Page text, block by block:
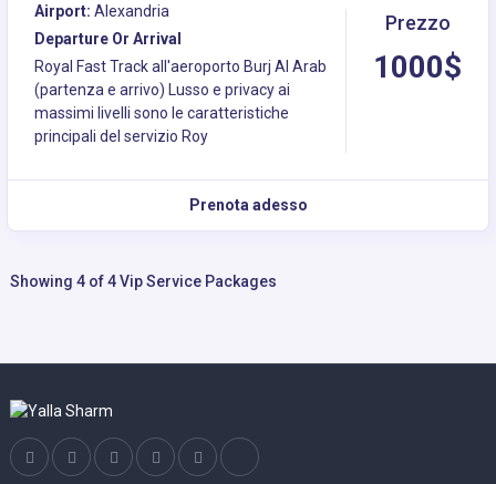
Airport: Alexandria
Departure Or Arrival
Royal Fast Track all'aeroporto Burj Al Arab
(partenza e arrivo) Lusso e privacy ai
massimi livelli sono le caratteristiche
principali del servizio Roy
Prezzo
1000$
Prenota adesso
Showing 4 of 4 Vip Service Packages